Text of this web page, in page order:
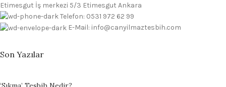
Etimesgut İş merkezi 5/3 Etimesgut Ankara
Telefon: 0531 972 62 99
E-Mail: info@canyilmaztesbih.com
Son Yazılar